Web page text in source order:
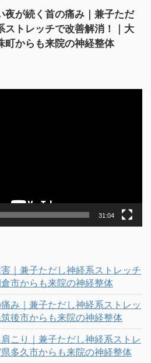
夜が続く首の痛み｜兼子ただ
ストレッチで改善解消！｜大
町からも来院の神経整体
31:04
｜兼子ただし神経系ストレッチ
市からも来院の神経整体
み｜兼子ただし神経系ストレッ
後市からも来院の神経整体
こり｜兼子ただし神経系ストレ
多久市からも来院の神経整体